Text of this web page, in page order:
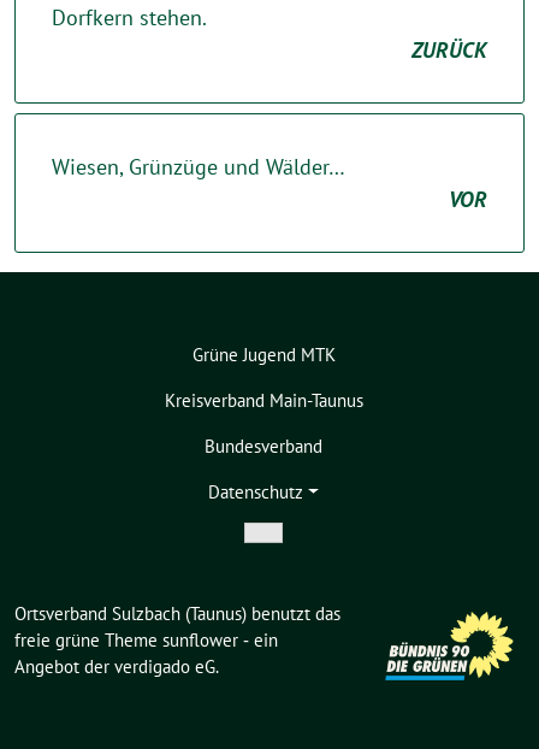
Dorfkern stehen.
ZURÜCK
Wiesen, Grünzüge und Wälder…
VOR
Grüne Jugend MTK
Kreisverband Main-Taunus
Bundesverband
Datenschutz
Zeige
Ortsverband Sulzbach (Taunus) benutzt das
freie grüne Theme sunflower ‐ ein
Angebot der verdigado eG.